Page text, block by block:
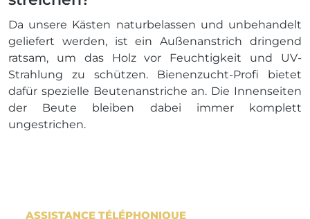
Da unsere Kästen naturbelassen und unbehandelt
geliefert werden, ist ein Außenanstrich dringend
ratsam, um das Holz vor Feuchtigkeit und UV-
Strahlung zu schützen. Bienenzucht-Profi bietet
dafür spezielle Beutenanstriche an. Die Innenseiten
der Beute bleiben dabei immer komplett
ungestrichen.
ASSISTANCE TÉLÉPHONIQUE